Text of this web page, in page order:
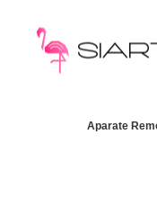
Aparate